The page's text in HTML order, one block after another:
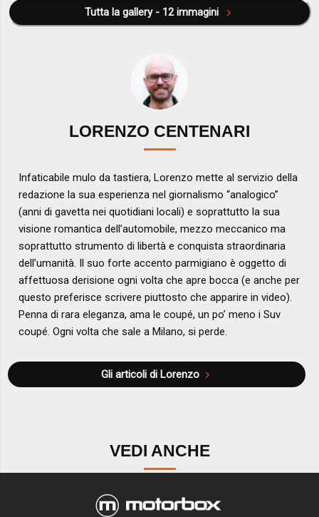
Tutta la gallery - 12 immagini
LORENZO CENTENARI
Infaticabile mulo da tastiera, Lorenzo mette al servizio della
redazione la sua esperienza nel giornalismo “analogico”
(anni di gavetta nei quotidiani locali) e soprattutto la sua
visione romantica dell’automobile, mezzo meccanico ma
soprattutto strumento di libertà e conquista straordinaria
dell’umanità. Il suo forte accento parmigiano è oggetto di
affettuosa derisione ogni volta che apre bocca (e anche per
questo preferisce scrivere piuttosto che apparire in video).
Penna di rara eleganza, ama le coupé, un po’ meno i Suv
coupé. Ogni volta che sale a Milano, si perde.
Gli articoli di Lorenzo
VEDI ANCHE